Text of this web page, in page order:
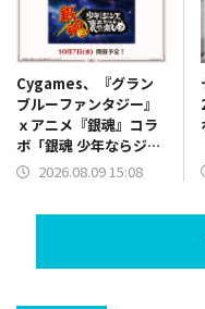
Cygames、『グラン
ブルーファンタジー』
ｘアニメ『銀魂』コラ
ボ「銀魂 少年ならジャ
ンプの裏表紙までちゃ
2026.08.09 15:08